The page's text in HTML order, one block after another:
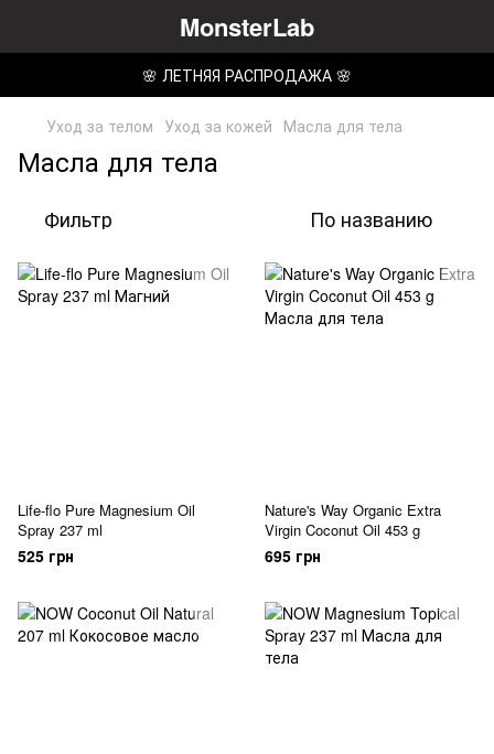
MonsterLab
🌸 ЛЕТНЯЯ РАСПРОДАЖА 🌸
Уход за телом Уход за кожей Масла для тела
Масла для тела
Фильтр По названию
Life-flo Pure Magnesium Oil
Spray 237 ml
525 грн
Nature's Way Organic Extra
Virgin Coconut Oil 453 g
695 грн